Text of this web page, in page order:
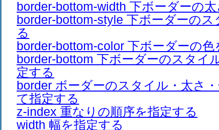
border-bottom-width 下ボーダーの
border-bottom-style 下ボーダーの
る
border-bottom-color 下ボーダーの
border-bottom 下ボーダーのスタイ
定する
border ボーダーのスタイル・太さ
て指定する
z-index 重なりの順序を指定する
width 幅を指定する